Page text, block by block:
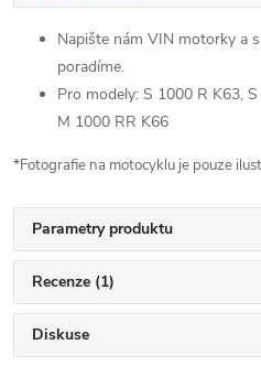
Napište nám VIN motorky a
poradíme.
Pro modely: S 1000 R K63,
M 1000 RR K66
*Fotografie na motocyklu je pouze
Parametry produktu
Recenze (1)
Diskuse